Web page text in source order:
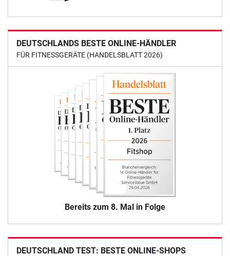
DEUTSCHLANDS BESTE ONLINE-HÄNDLER
FÜR FITNESSGERÄTE (HANDELSBLATT 2026)
Bereits zum 8. Mal in Folge
DEUTSCHLAND TEST: BESTE ONLINE-SHOPS